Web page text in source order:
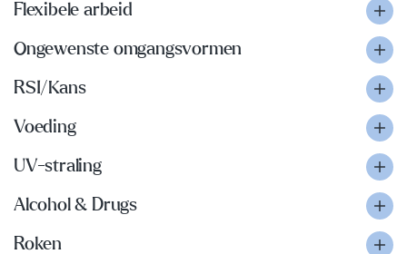
Flexibele arbeid
Ongewenste omgangsvormen
RSI/Kans
Voeding
UV-straling
Alcohol & Drugs
Roken